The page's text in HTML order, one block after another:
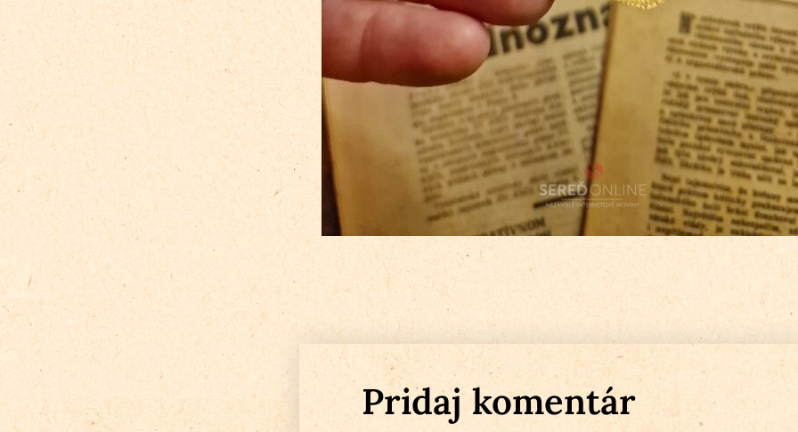
Pridaj komentár